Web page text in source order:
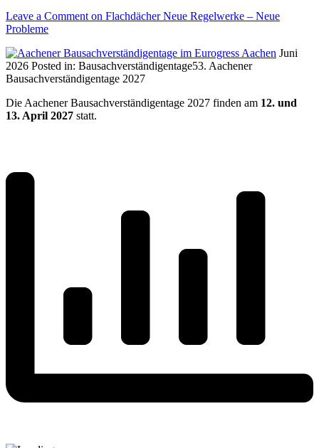
Leave a Comment on Flachdächer Neue Regelwerke – Neue
Probleme
Juni
2026 Posted in: Bausachverständigentage53. Aachener
Bausachverständigentage 2027
Die Aachener Bausachverständigentage 2027 finden am 12. und
13. April 2027 statt.